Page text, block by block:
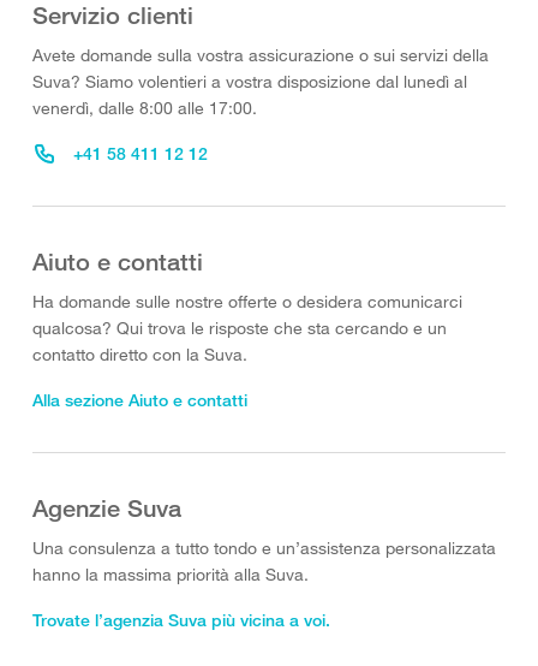
Servizio clienti
Avete domande sulla vostra assicurazione o sui servizi della
Suva? Siamo volentieri a vostra disposizione dal lunedì al
venerdì, dalle 8:00 alle 17:00.
+41 58 411 12 12
Aiuto e contatti
Ha domande sulle nostre offerte o desidera comunicarci
qualcosa? Qui trova le risposte che sta cercando e un
contatto diretto con la Suva.
Alla sezione Aiuto e contatti
Agenzie Suva
Una consulenza a tutto tondo e un’assistenza personalizzata
hanno la massima priorità alla Suva.
Trovate l’agenzia Suva più vicina a voi.